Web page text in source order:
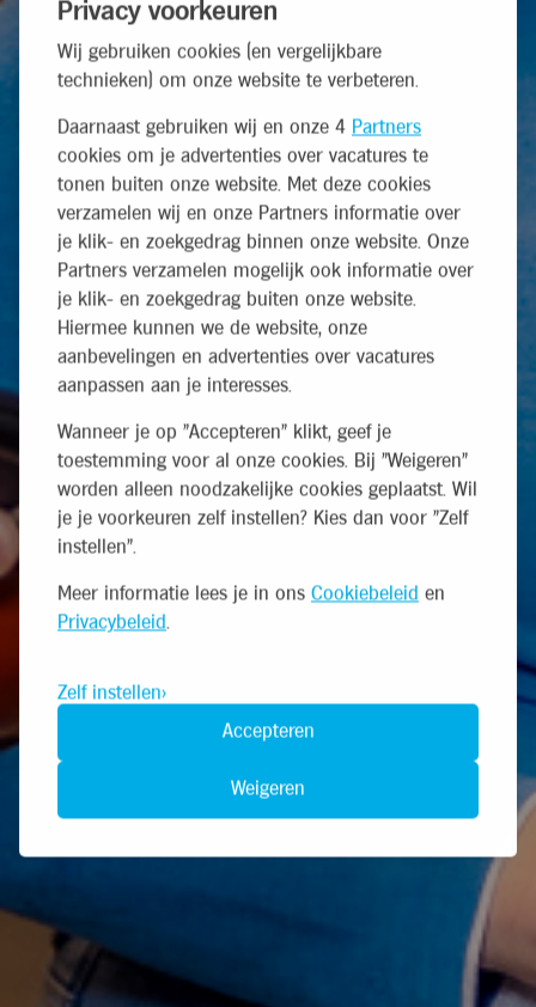
Privacy voorkeuren
Wij gebruiken cookies (en vergelijkbare
technieken) om onze website te verbeteren.
Daarnaast gebruiken wij en onze 4 Partners
cookies om je advertenties over vacatures te
tonen buiten onze website. Met deze cookies
verzamelen wij en onze Partners informatie over
je klik- en zoekgedrag binnen onze website. Onze
Partners verzamelen mogelijk ook informatie over
je klik- en zoekgedrag buiten onze website.
Hiermee kunnen we de website, onze
aanbevelingen en advertenties over vacatures
aanpassen aan je interesses.
Wanneer je op "Accepteren" klikt, geef je
toestemming voor al onze cookies. Bij "Weigeren"
worden alleen noodzakelijke cookies geplaatst. Wil
je je voorkeuren zelf instellen? Kies dan voor "Zelf
instellen".
Meer informatie lees je in ons Cookiebeleid en
Privacybeleid.
Zelf instellen
Weigeren
Accepteren